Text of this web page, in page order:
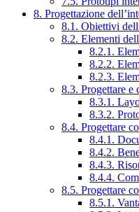
8. Progettazione
8.1. Obiettivi
8.2. Elementi
8.2.1.
8.2.2.
8.2.3.
8.3. Progettare e
8.3.1.
8.3.2.
8.4. Progettare
8.4.1.
8.4.2.
8.4.3.
8.4.4.
8.5. Progettare
8.5.1.